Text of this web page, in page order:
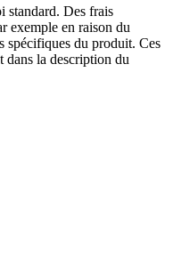
standard. Des frais
exemple en raison du
spécifiques du produit. Ces
dans la description du